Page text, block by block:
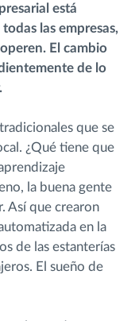
de la
está
las empresas,
El cambio
de lo
que se
¿Qué tiene que
la buena gente
Así que crearon
en la
de las estanterías
El sueño de